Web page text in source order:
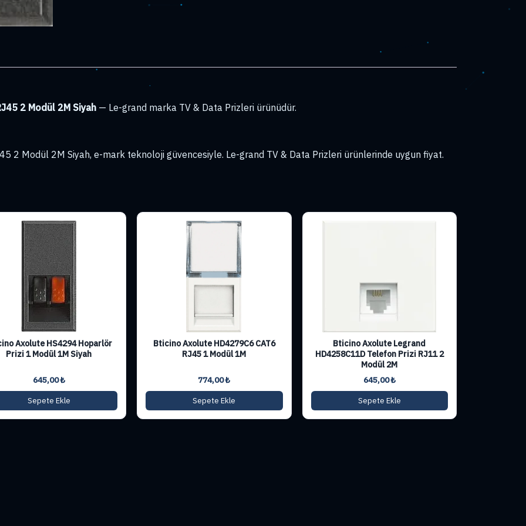
2 Modül 2M Siyah — Le-grand marka TV & Data Prizleri ürünüdür.
2 Modül 2M Siyah, e-mark teknoloji güvencesiyle. Le-grand TV & Data Prizleri ürünlerinde uygun fiyat.
Axolute HS4294 Hoparlör
Prizi 1 Modül 1M Siyah
645,00₺
Sepete Ekle
Bticino Axolute HD4279C6 CAT6
RJ45 1 Modül 1M
774,00₺
Sepete Ekle
Bticino Axolute Legrand
HD4258C11D Telefon Prizi RJ11 2
Modül 2M
645,00₺
Sepete Ekle